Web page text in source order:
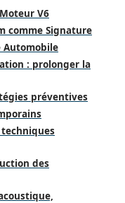
V6
comme Signature
Automobile
: prolonger la
préventives
des